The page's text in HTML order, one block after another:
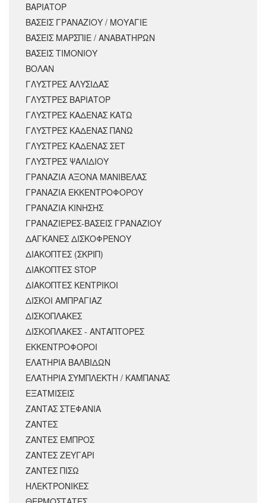
ΒΑΡΙΑΤΟΡ
ΒΑΣΕΙΣ ΓΡΑΝΑΖΙΟΥ / ΜΟΥΑΓΙΕ
ΒΑΣΕΙΣ ΜΑΡΣΠΙΕ / ΑΝΑΒΑΤΗΡΩΝ
ΒΑΣΕΙΣ ΤΙΜΟΝΙΟΥ
ΒΟΛΑΝ
ΓΛΥΣΤΡΕΣ ΑΛΥΣΙΔΑΣ
ΓΛΥΣΤΡΕΣ ΒΑΡΙΑΤΟΡ
ΓΛΥΣΤΡΕΣ ΚΑΔΕΝΑΣ ΚΑΤΩ
ΓΛΥΣΤΡΕΣ ΚΑΔΕΝΑΣ ΠΑΝΩ
ΓΛΥΣΤΡΕΣ ΚΑΔΕΝΑΣ ΣΕΤ
ΓΛΥΣΤΡΕΣ ΨΑΛΙΔΙΟΥ
ΓΡΑΝΑΖΙΑ ΑΞΟΝΑ ΜΑΝΙΒΕΛΑΣ
ΓΡΑΝΑΖΙΑ ΕΚΚΕΝΤΡΟΦΟΡΟΥ
ΓΡΑΝΑΖΙΑ ΚΙΝΗΣΗΣ
ΓΡΑΝΑΖΙΕΡΕΣ-ΒΑΣΕΙΣ ΓΡΑΝΑΖΙΟΥ
ΔΑΓΚΑΝΕΣ ΔΙΣΚΟΦΡΕΝΟΥ
ΔΙΑΚΟΠΤΕΣ (ΣΚΡΙΠ)
ΔΙΑΚΟΠΤΕΣ STOP
ΔΙΑΚΟΠΤΕΣ ΚΕΝΤΡΙΚΟΙ
ΔΙΣΚΟΙ ΑΜΠΡΑΓΙΑΖ
ΔΙΣΚΟΠΛΑΚΕΣ
ΔΙΣΚΟΠΛΑΚΕΣ - ΑΝΤΑΠΤΟΡΕΣ
ΕΚΚΕΝΤΡΟΦΟΡΟΙ
ΕΛΑΤΗΡΙΑ ΒΑΛΒΙΔΩΝ
ΕΛΑΤΗΡΙΑ ΣΥΜΠΛΕΚΤΗ / ΚΑΜΠΑΝΑΣ
ΕΞΑΤΜΙΣΕΙΣ
ΖΑΝΤΑΣ ΣΤΕΦΑΝΙΑ
ΖΑΝΤΕΣ
ΖΑΝΤΕΣ ΕΜΠΡΟΣ
ΖΑΝΤΕΣ ΖΕΥΓΑΡΙ
ΖΑΝΤΕΣ ΠΙΣΩ
ΗΛΕΚΤΡΟΝΙΚΕΣ